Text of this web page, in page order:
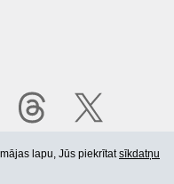
lapu, Jūs piekrītatsīkdatņu